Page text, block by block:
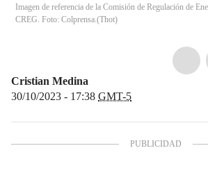
Imagen de referencia de la Comisión de Regulación de
CREG. Foto: Colprensa.(Thot)
Cristian Medina
30/10/2023 - 17:38 GMT-5